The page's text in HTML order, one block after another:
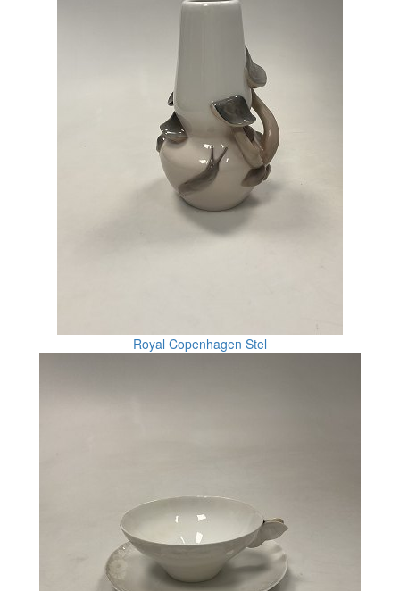
Royal Copenhagen Stel